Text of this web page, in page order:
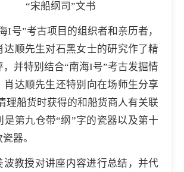
“宋船纲司”文书
I号”考古项目的组织者和亲历者，
达顺先生对石黑女士的研究作了精
并特别结合“南海I号”考古发掘情
肖达顺先生还特别向在场师生分享
理船货时获得的和船货商人有关联
是第九仓带“纲”字的瓷器以及第十
器。
波教授对讲座内容进行总结，并代